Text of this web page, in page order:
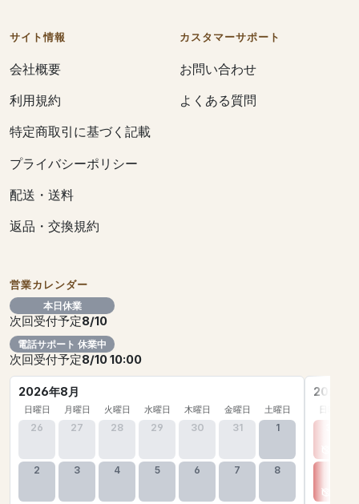
サイト情報
会社概要
利用規約
特定商取引に基づく記載
プライバシーポリシー
配送・送料
返品・交換規約
カスタマーサポート
お問い合わせ
よくある質問
営業カレンダー
本日休業
次回受付予定8/10
電話サポート 休業中
次回受付予定8/10 10:00
2026年8月
日曜日 月曜日 火曜日 水曜日 木曜日 金曜日 土曜日
26 27 28 29 30 31 1
2 3 4 5 6 7 8
2026年
日曜日